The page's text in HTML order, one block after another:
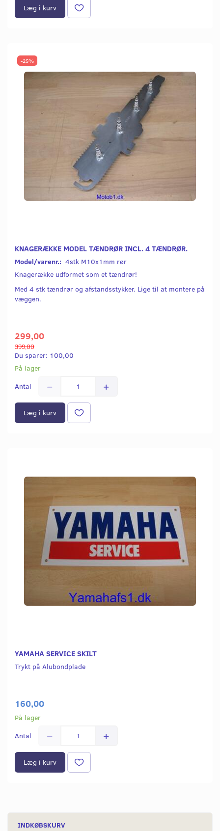
Læg i kurv
-25%
KNAGERÆKKE MODEL TÆNDRØR INCL. 4 TÆNDRØR.
Model/varenr.: 4stk M10x1mm rør
Knagerække udformet som et tændrør!
Med 4 stk tændrør og afstandsstykker. Lige til at montere på
væggen.
299,00
399,00
Du sparer: 100,00
På lager
Antal
Læg i kurv
YAMAHA SERVICE SKILT
Trykt på Alubondplade
160,00
På lager
Antal
Læg i kurv
INDKØBSKURV